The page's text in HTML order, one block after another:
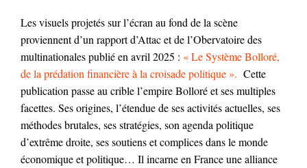
Les visuels projetés sur l’écran au fond de la scène
proviennent d’un rapport d’Attac et de l’Obervatoire des
multinationales publié en avril 2025 : « Le Système Bolloré,
de la prédation financière à la croisade politique ». Cette
publication passe au crible l’empire Bolloré et ses multiples
facettes. Ses origines, l’étendue de ses activités actuelles, ses
méthodes brutales, ses stratégies, son agenda politique
d’extrême droite, ses soutiens et complices dans le monde
économique et politique… Il incarne en France une alliance